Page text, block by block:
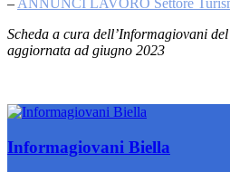
– ANNUNCI LAVORO Settore
Scheda a cura dell’Informagiovani
aggiornata ad giugno 2023
Informagiovani Biella